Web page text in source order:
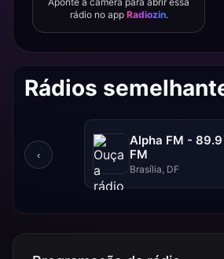
rádio no app Radiozin.
Rádios
‹
Alpha FM - 89.9
FM
Brasília, DF